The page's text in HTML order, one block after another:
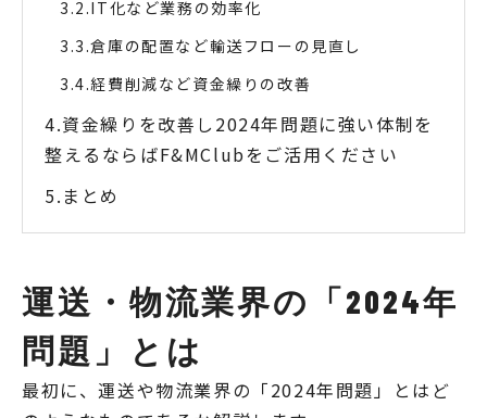
IT化など業務の効率化
倉庫の配置など輸送フローの見直し
経費削減など資金繰りの改善
資金繰りを改善し2024年問題に強い体制を
整えるならばF&MClubをご活用ください
まとめ
運送・物流業界の「2024年
問題」とは
最初に、運送や物流業界の「2024年問題」とはど